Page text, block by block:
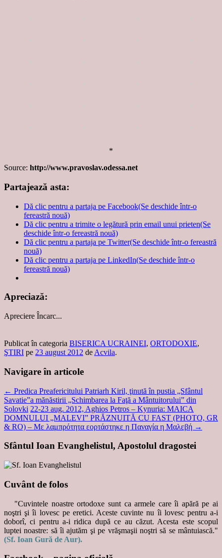
*
Source: http://www.pravoslav.odessa.net
Partajează asta:
Dă clic pentru a partaja pe Facebook(Se deschide într-o
fereastră nouă)
Dă clic pentru a trimite o legătură prin email unui prieten(Se
deschide într-o fereastră nouă)
Dă clic pentru a partaja pe Twitter(Se deschide într-o fereastră
nouă)
Dă clic pentru a partaja pe LinkedIn(Se deschide într-o
fereastră nouă)
Apreciază:
Apreciere Încarc...
Publicat în categoria BISERICA UCRAINEI, ORTODOXIE,
ŞTIRI pe 23 august 2012 de Acvila.
Navigare în articole
← Predica Preafericitului Patriarh Kiril, ţinută în pustia „Sfântul
Savatie”a mănăstirii „Schimbarea la Faţă a Mântuitorului” din
Solovki 22-23 aug. 2012, Aghios Petros – Kynuria: MAICA
DOMNULUI „MALEVI” PRĂZNUITĂ CU FAST (PHOTO, GR
& RO) – Με λαμπρότητα εορτάστηκε η Παναγία η Μαλεβή →
Sfântul Ioan Evanghelistul, Apostolul dragostei
Cuvânt de folos
"Cuvintele noastre ortodoxe sunt ca armele care îi apără pe ai
noştri şi îi lovesc pe eretici. Aceste cuvinte nu îi lovesc pentru a-i
doborî, ci pentru a-i ridica după ce au căzut. Acesta este scopul
luptei noastre: să îi ajutăm şi pe vrăşmaşii noştri să se mântuiască."
(Sf. Ioan Gură de Aur).